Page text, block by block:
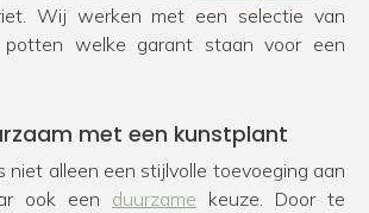
Wij werken met een selectie van
potten welke garant staan voor een
met een kunstplant
niet alleen een stijlvolle toevoeging aan
ook een duurzame keuze. Door te